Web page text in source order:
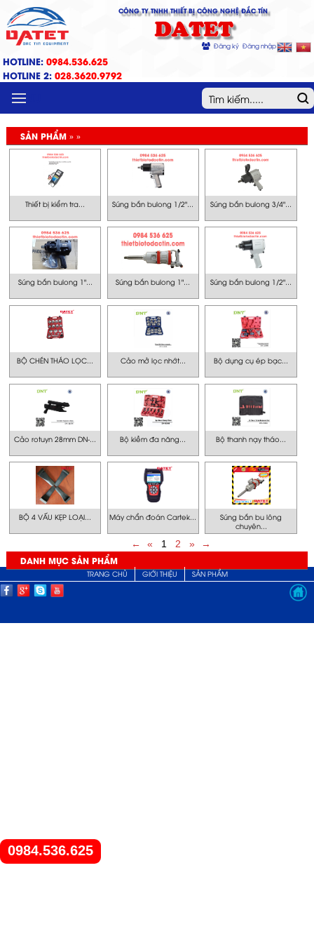
CÔNG TY TNHH THIẾT BỊ CÔNG NGHỆ ĐẮC TÍN
DATET
Đăng ký Đăng nhập
HOTLINE: 0984.536.625
HOTLINE 2: 028.3620.9792
0984.536.625
MENU
SẢN PHẨM » »
Thiết bị kiểm tra... Súng bắn bulong 1/2"... Súng bắn bulong 3/4"...
Súng bắn bulong 1"... Súng bắn bulong 1"... Súng bắn bulong 1/2"...
BỘ CHÉN THÁO LỌC... Cảo mở lọc nhớt... Bộ dụng cụ ép bạc...
Cảo rotuyn 28mm DN-... Bộ kiềm đa năng... Bộ thanh nạy tháo...
BỘ 4 VẤU KẸP LOẠI... Máy chẩn đoán Cartek...
Súng bắn bu lông
chuyên...
← « 1 2 » →
DANH MỤC SẢN PHẨM
TRANG CHỦ GIỚI THIỆU SẢN PHẨM